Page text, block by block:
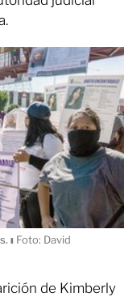
ı Foto: David
de Kimberly